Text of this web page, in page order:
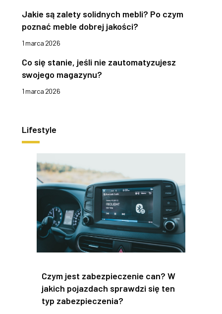
Jakie są zalety solidnych mebli? Po czym
poznać meble dobrej jakości?
1 marca 2026
Co się stanie, jeśli nie zautomatyzujesz
swojego magazynu?
1 marca 2026
Lifestyle
Czym jest zabezpieczenie can? W
jakich pojazdach sprawdzi się ten
typ zabezpieczenia?